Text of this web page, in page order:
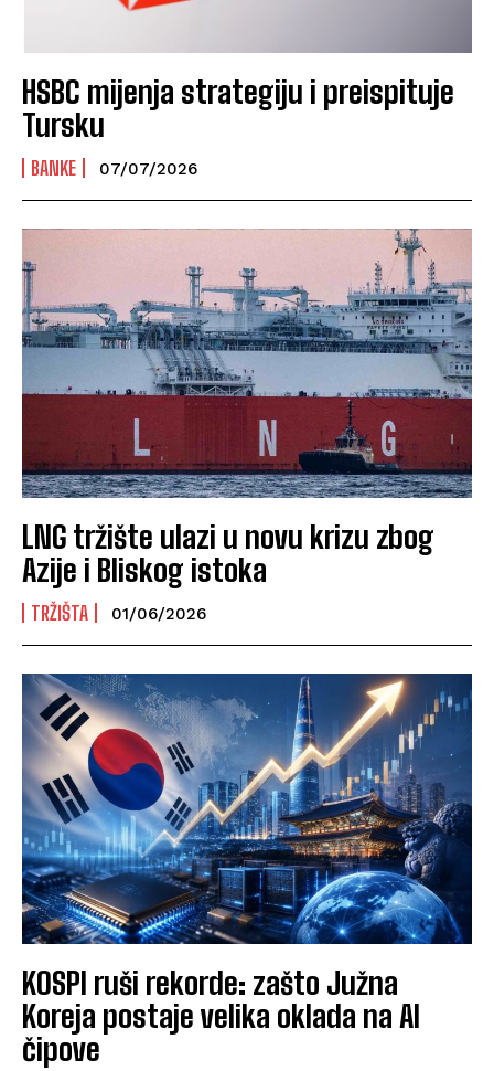
HSBC mijenja strategiju i preispituje
Tursku
BANKE 07/07/2026
LNG tržište ulazi u novu krizu zbog
Azije i Bliskog istoka
TRŽIŠTA 01/06/2026
KOSPI ruši rekorde: zašto Južna
Koreja postaje velika oklada na AI
čipove